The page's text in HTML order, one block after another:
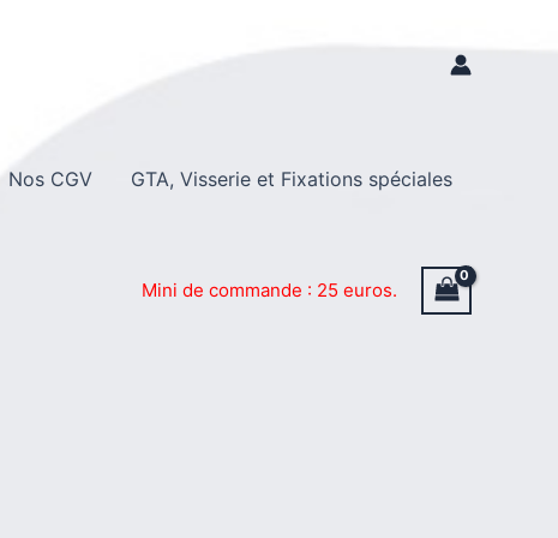
Nos CGV GTA, Visserie et Fixations spéciales
Mini de commande : 25 euros.